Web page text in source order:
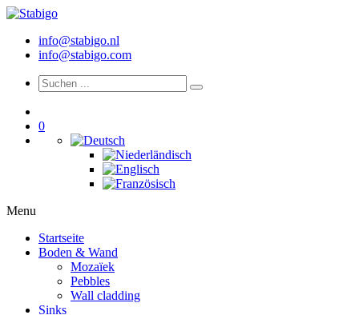
info@stabigo.nl
info@stabigo.com
0
Menu
Startseite
Boden & Wand
Mozaïek
Pebbles
Wall cladding
Sinks